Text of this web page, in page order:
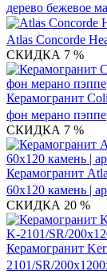
дерево бежевое
Atlas Concorde
СКИДКА 7 %
Керамогранит
фон мерано
СКИДКА 7 %
Керамогранит
60x120 камень |
СКИДКА 20 %
Керамогранит
2101/SR/